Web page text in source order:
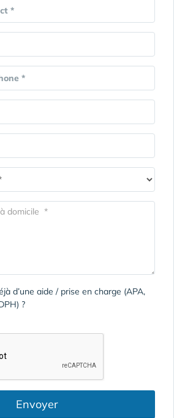
*
*
d’une aide / prise en charge (APA,
?
Envoyer